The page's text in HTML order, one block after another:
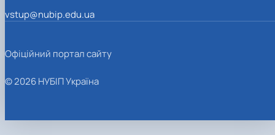
vstup@nubip.edu.ua
Офіційний портал сайту
© 2026 НУБІП Україна